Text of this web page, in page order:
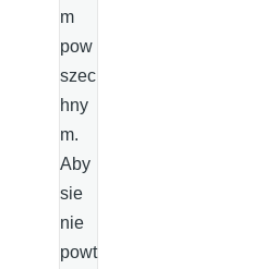
m
pow
szec
hny
m.
Aby
sie
nie
powt